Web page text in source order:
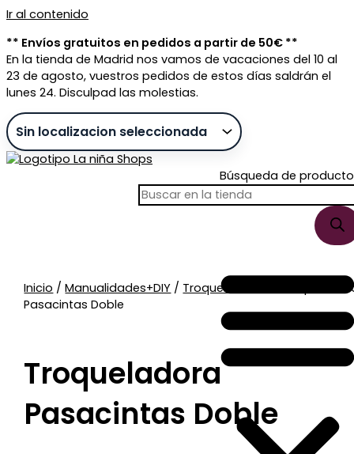
Ir al contenido
** Envíos gratuitos en pedidos a partir de 50€ **
En la tienda de Madrid nos vamos de vacaciones del 10 al
23 de agosto, vuestros pedidos de estos días saldrán el
lunes 24. Disculpad las molestias.
Búsqueda de
Inicio /Manualidades+DIY / Troqueladoras
/
Pasacintas Doble
Troqueladora
Pasacintas Doble